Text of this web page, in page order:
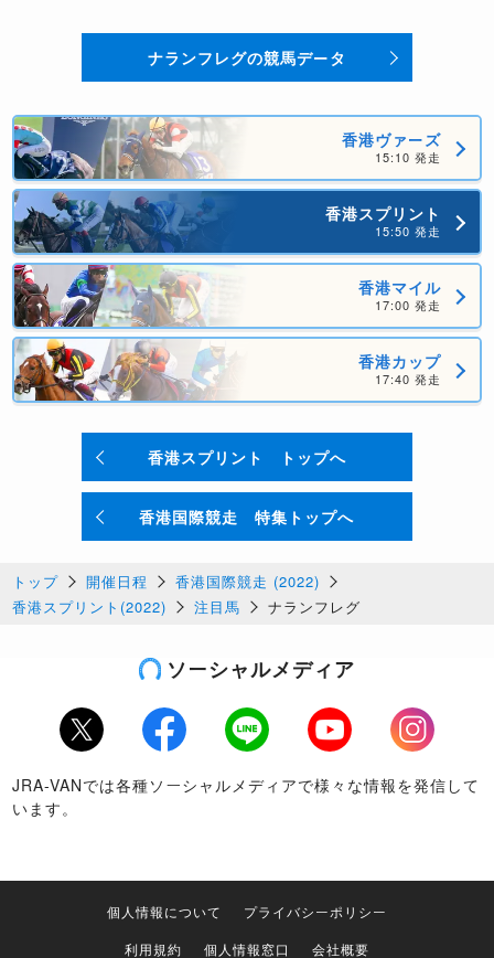
ナランフレグの競馬データ
香港ヴァーズ
15:10 発走
香港スプリント
15:50 発走
香港マイル
17:00 発走
香港カップ
17:40 発走
香港スプリント トップへ
香港国際競走 特集トップへ
トップ 開催日程
香港国際競走 (2022)
香港スプリント(2022)
注目馬 ナランフレグ
ソーシャルメディア
Twitter Facebook LINE Youtube
Instagram
JRA-VANでは各種ソーシャルメディアで様々な情報を発信して
います。
個人情報について
プライバシーポリシー
利用規約
個人情報窓口 会社概要